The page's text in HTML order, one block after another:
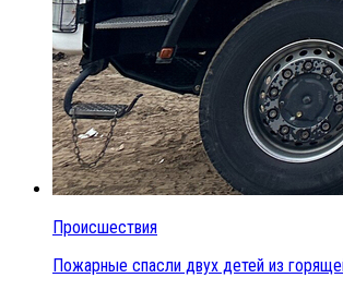
Происшествия
Пожарные спасли двух детей из